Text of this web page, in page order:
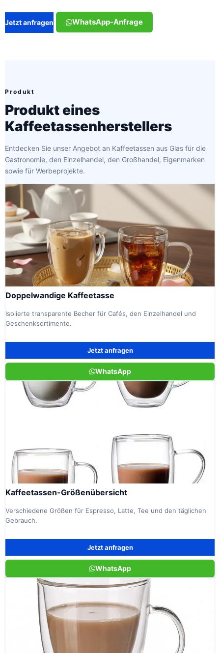
Jetzt anfragen WhatsApp-Anfrage
Produkt
Produkt eines
Kaffeetassenherstellers
Entdecken Sie unser Angebot an Kaffeetassen aus Glas für die
Gastronomie, den Einzelhandel, den Großhandel, Eigenmarken
sowie für Werbeprojekte.
Doppelwandige Kaffeetasse
Isolierte transparente Becher für Cafés, den Einzelhandel und
Geschenksortimente.
Jetzt anfragen
WhatsApp
Kaffeetassen-Größenübersicht
Verschiedene Größen für Espresso, Latte, Tee und den täglichen
Gebrauch.
Jetzt anfragen
WhatsApp